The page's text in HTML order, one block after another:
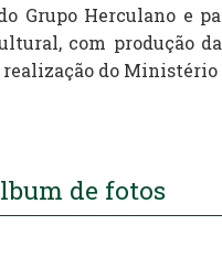
Herculano e
com produção
do
de fotos